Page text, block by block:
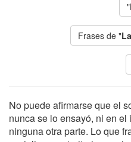
Frases de "
No puede afirmarse que el
nunca se lo ensayó, ni en
ninguna otra parte. Lo que